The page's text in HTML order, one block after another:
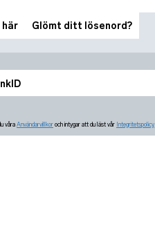
Glömt ditt lösenord?
våra Användarvillkor och intygar att du läst vår Integritetspolicy.